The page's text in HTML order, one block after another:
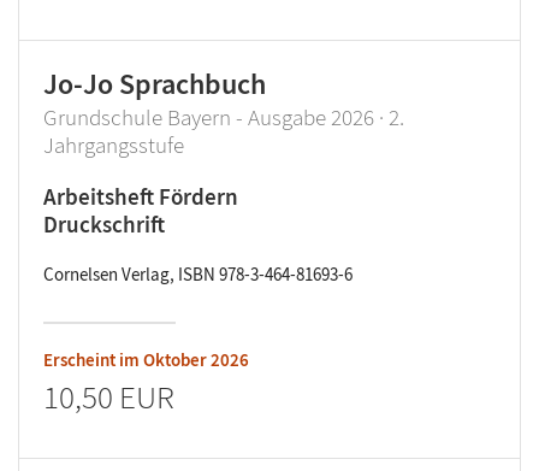
Jo-Jo Sprachbuch
Grundschule Bayern - Ausgabe 2026 · 2.
Jahrgangsstufe
Arbeitsheft Fördern
Druckschrift
Cornelsen Verlag, ISBN 978-3-464-81693-6
Erscheint im Oktober 2026
10,50 EUR